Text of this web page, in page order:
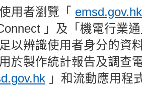
用者瀏覽「 emsd.gov.hk
」及「機電行業
以辨識使用者身分的資
於製作統計報告及調查
」和流動應用程